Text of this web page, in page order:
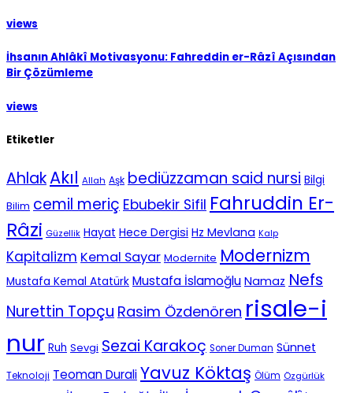
views
İhsanın Ahlâkî Motivasyonu: Fahreddin er-Râzî Açısından
Bir Çözümleme
views
Etiketler
AhlakAkıl Allah Aşk bediüzzaman said nursi Bilgi
Bilim cemil meriç Ebubekir Sifil Fahruddin Er-
Râzi Güzellik Hayat Hece Dergisi Hz Mevlana Kalp
Kapitalizm Kemal Sayar Modernite Modernizm
Mustafa Kemal Atatürk Mustafa İslamoğlu Namaz Nefs
Nurettin Topçu Rasim Özdenören risale-i
nur Ruh Sevgi Sezai Karakoç Soner Duman Sünnet
Teknoloji Teoman DuraliYavuz Köktaş Ölüm Özgürlük